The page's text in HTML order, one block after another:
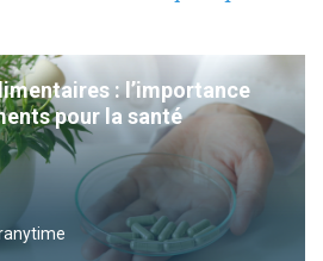
: l’importance
pour la santé